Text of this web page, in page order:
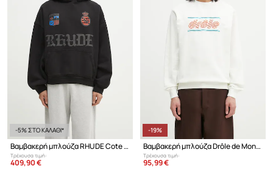
-5% ΣΤΟ ΚΑΛΑΘΙ*
Βαμβακερή μπλούζα RHUDE Cote D'Azur Crest
Τρέχουσα τιμή:
409,90 €
-19%
Βαμβακερή μπλούζα Drôle de Monsieur Le Sweatshirt Pique Tennis
Τρέχουσα τιμή:
95,99 €